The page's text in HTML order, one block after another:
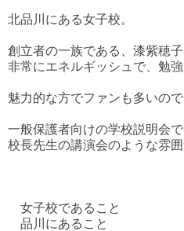
北品川にある女子校。
創立者の一族である、漆紫穂子
非常にエネルギッシュで、勉強
魅力的な方でファンも多いの
一般保護者向けの学校説明会で
校長先生の講演会のような雰囲
女子校であること
品川にあること